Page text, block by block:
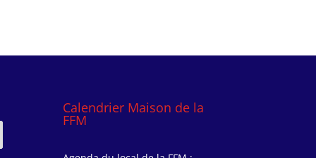
Calendrier Maison de la
FFM